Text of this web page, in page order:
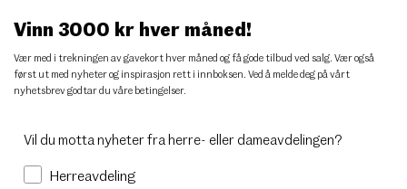
Vinn 3000 kr hver måned!
Vær med i trekningen av gavekort hver måned og få gode tilbud ved salg. Vær også
først ut med nyheter og inspirasjon rett i innboksen. Ved å melde deg på vårt
nyhetsbrev godtar du våre betingelser.
Vil du motta nyheter fra herre- eller dameavdelingen?
Herreavdeling